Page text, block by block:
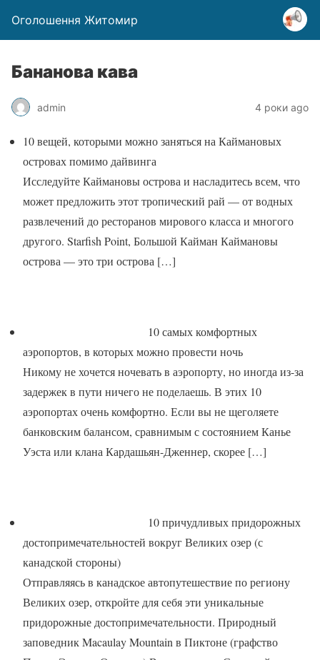
Оголошення Житомир
Бананова кава
admin 4 роки ago
10 вещей, которыми можно заняться на Каймановых
островах помимо дайвинга
Исследуйте Каймановы острова и насладитесь всем, что
может предложить этот тропический рай — от водных
развлечений до ресторанов мирового класса и многого
другого. Starfish Point, Большой Кайман Каймановы
острова — это три острова […]
10 самых комфортных
аэропортов, в которых можно провести ночь
Никому не хочется ночевать в аэропорту, но иногда из-за
задержек в пути ничего не поделаешь. В этих 10
аэропортах очень комфортно. Если вы не щеголяете
банковским балансом, сравнимым с состоянием Канье
Уэста или клана Кардашьян-Дженнер, скорее […]
10 причудливых придорожных
достопримечательностей вокруг Великих озер (с
канадской стороны)
Отправляясь в канадское автопутешествие по региону
Великих озер, откройте для себя эти уникальные
придорожные достопримечательности. Природный
заповедник Macaulay Mountain в Пиктоне (графство